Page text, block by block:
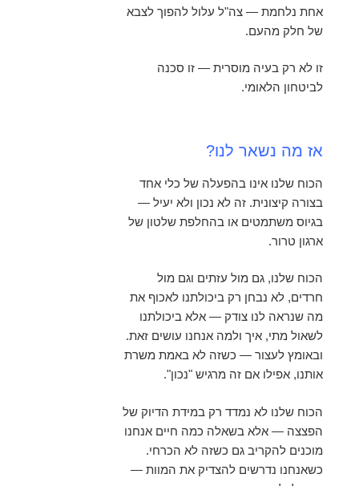
אחת נלחמת — צה"ל עלול להפוך לצבא
של חלק מהעם.
זו לא רק בעיה מוסרית — זו סכנה
לביטחון הלאומי.
אז מה נשאר לנו?
הכוח שלנו אינו בהפעלה של כלי אחד
בצורה קיצונית. זה לא נכון ולא יעיל —
בגיוס משתמטים או בהחלפת שלטון של
ארגון טרור.
הכוח שלנו, גם מול עזתים וגם מול
חרדים, לא נבחן רק ביכולתנו לאכוף את
מה שנראה לנו צודק — אלא ביכולתנו
לשאול מתי, איך ולמה אנחנו עושים זאת.
ובאומץ לעצור — כשזה לא באמת משרת
אותנו, אפילו אם זה מרגיש "נכון".
הכוח שלנו לא נמדד רק במידת הדיוק של
הפצצה — אלא בשאלה כמה חיים אנחנו
מוכנים להקריב גם כשזה לא הכרחי.
כשאנחנו נדרשים להצדיק את המוות —